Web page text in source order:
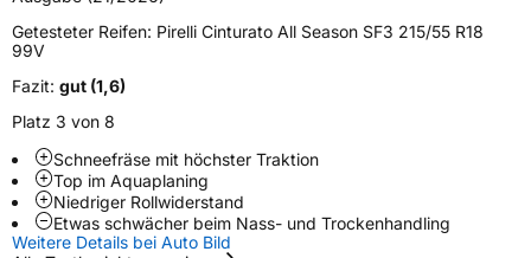
Felgenschutz
EU Label
EffizienzB
NasshaftungA
Rollgeräusch (Klasse)B
Getesteter Reifen: Pirelli Cinturato All Season SF3 215/55 R18
99V
Fazit: gut (1,6)
Platz 3 von 8
Schneefräse mit höchster Traktion
Top im Aquaplaning
Niedriger Rollwiderstand
Etwas schwächer beim Nass- und Trockenhandling
Weitere Details bei Auto Bild